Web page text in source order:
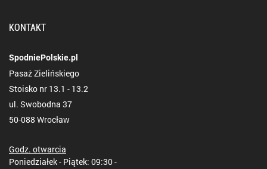
KONTAKT
SpodniePolskie.pl
Pasaż Zielińskiego
Stoisko nr 13.1 - 13.2
ul. Swobodna 37
50-088 Wrocław
Godz. otwarcia
Poniedziałek - Piątek: 09:30 -